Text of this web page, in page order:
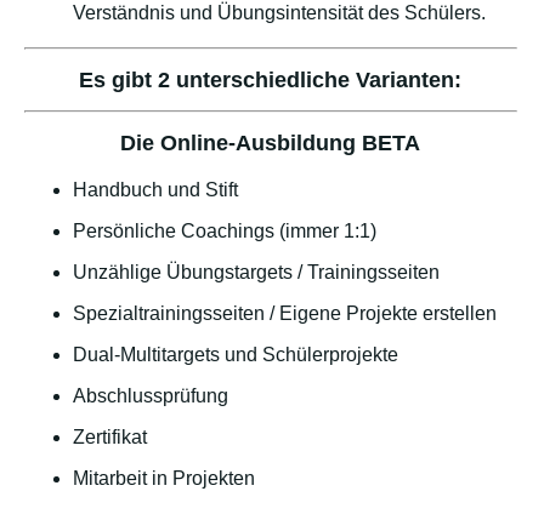
Verständnis und Übungsintensität des Schülers.
Es gibt 2 unterschiedliche Varianten:
Die Online-Ausbildung BETA
Handbuch und Stift
Persönliche Coachings (immer 1:1)
Unzählige Übungstargets / Trainingsseiten
Spezialtrainingsseiten / Eigene Projekte erstellen
Dual-Multitargets und Schülerprojekte
Abschlussprüfung
Zertifikat
Mitarbeit in Projekten